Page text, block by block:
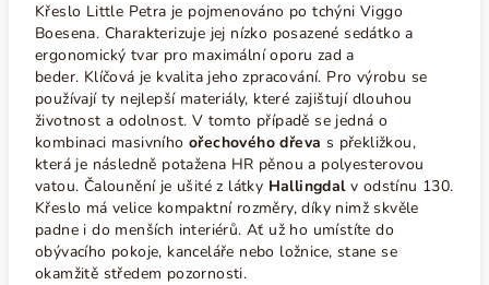
Křeslo Little Petra je pojmenováno po tchýni Viggo
Boesena. Charakterizuje jej nízko posazené sedátko a
ergonomický tvar pro maximální oporu zad a
beder. Klíčová je kvalita jeho zpracování. Pro výrobu se
používají ty nejlepší materiály, které zajištují dlouhou
životnost a odolnost. V tomto případě se jedná o
kombinaci masivního ořechového dřeva s překližkou,
která je následně potažena HR pěnou a polyesterovou
vatou. Čalounění je ušité z látky Hallingdalv odstínu 130.
Křeslo má velice kompaktní rozměry, díky nimž skvěle
padne i do menších interiérů. Ať už ho umístíte do
obývacího pokoje, kanceláře nebo ložnice, stane se
okamžitě středem pozornosti.